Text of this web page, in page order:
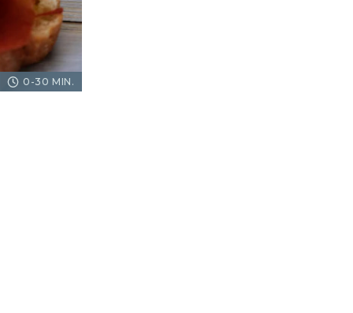
0-30 MIN.